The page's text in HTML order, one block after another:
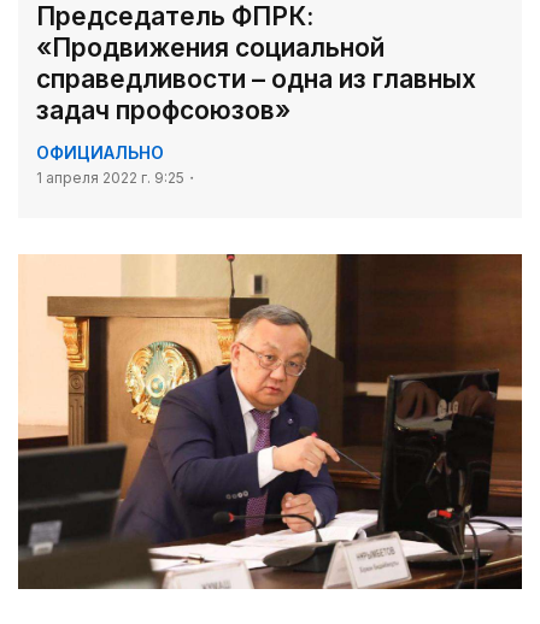
Председатель ФПРК:
«Продвижения социальной
справедливости – одна из главных
задач профсоюзов»
ОФИЦИАЛЬНО
1 апреля 2022 г. 9:25